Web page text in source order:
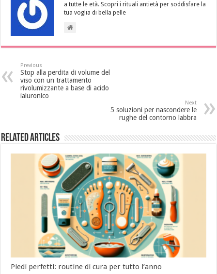
a tutte le età. Scopri i rituali antietà per soddisfare la
tua voglia di bella pelle
Previous
Stop alla perdita di volume del
viso con un trattamento
rivolumizzante a base di acido
ialuronico
Next
5 soluzioni per nascondere le
rughe del contorno labbra
Related Articles
Piedi perfetti: routine di cura per tutto l’anno